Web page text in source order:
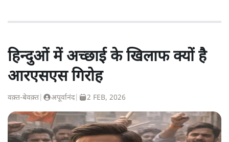
हिन्दुओं में अच्छाई के खिलाफ क्यों है
आरएसएस गिरोह
वक़्त-बेवक़्त अपूर्वानंद| 2 FEB, 2026